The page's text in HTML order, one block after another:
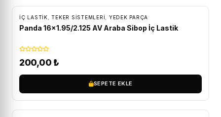
İÇ LASTIK ,TEKER SISTEMLERI YEDEK PARÇA
Panda 16×1.95/2.125 AV Araba Sibop İç Lastik
200,00 ₺
SEPETE EKLE